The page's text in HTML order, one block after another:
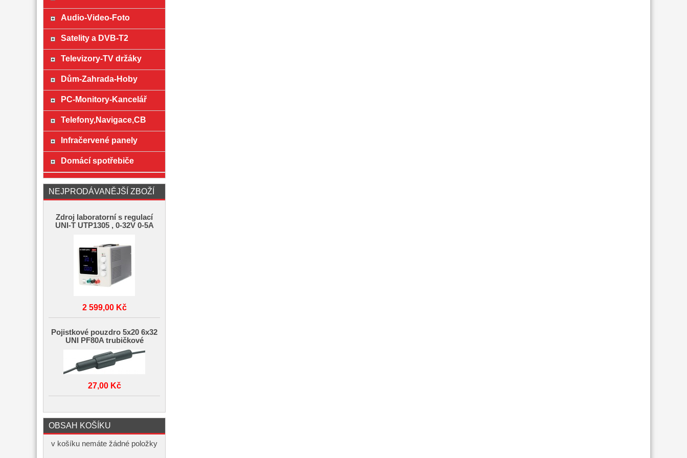
Audio-Video-Foto
Satelity a DVB-T2
Televizory-TV držáky
Dům-Zahrada-Hoby
PC-Monitory-Kancelář
Telefony,Navigace,CB
Infračervené panely
Domácí spotřebiče
NEJPRODÁVANĚJŠÍ ZBOŽÍ
Zdroj laboratorní s regulací
UNI-T UTP1305 , 0-32V 0-5A
2 599,00 Kč
Pojistkové pouzdro 5x20 6x32
UNI PF80A trubičkové
27,00 Kč
OBSAH KOŠÍKU
v košíku nemáte žádné položky